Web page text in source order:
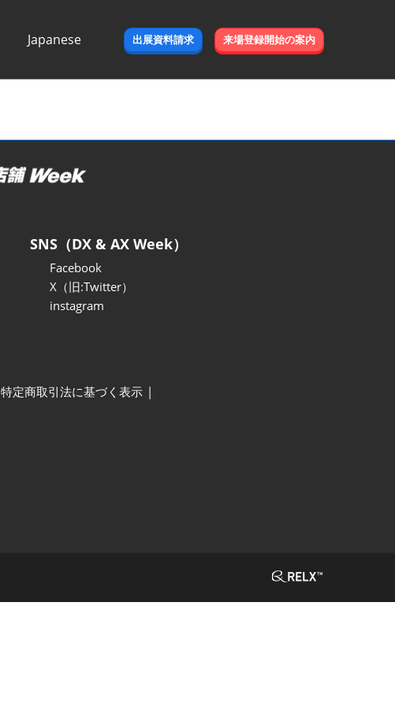
Japanese
出展資料請求 来場登録開始の案内
SNS（DX & AX Week）
Facebook
X（旧:Twitter）
instagram
特定商取引法に基づく表示